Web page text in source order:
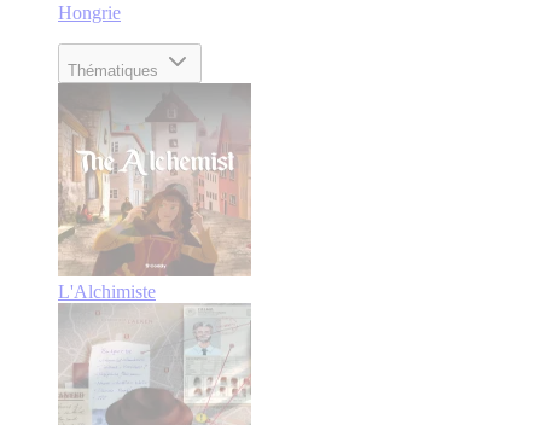
Hongrie
Thématiques
L'Alchimiste